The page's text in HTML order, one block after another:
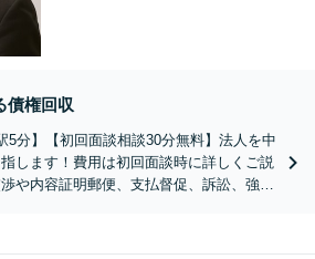
債権回収
5分】【初回面談相談30分無料】法人を中
します！費用は初回面談時に詳しくご説
や内容証明郵便、支払督促、訴訟、強制